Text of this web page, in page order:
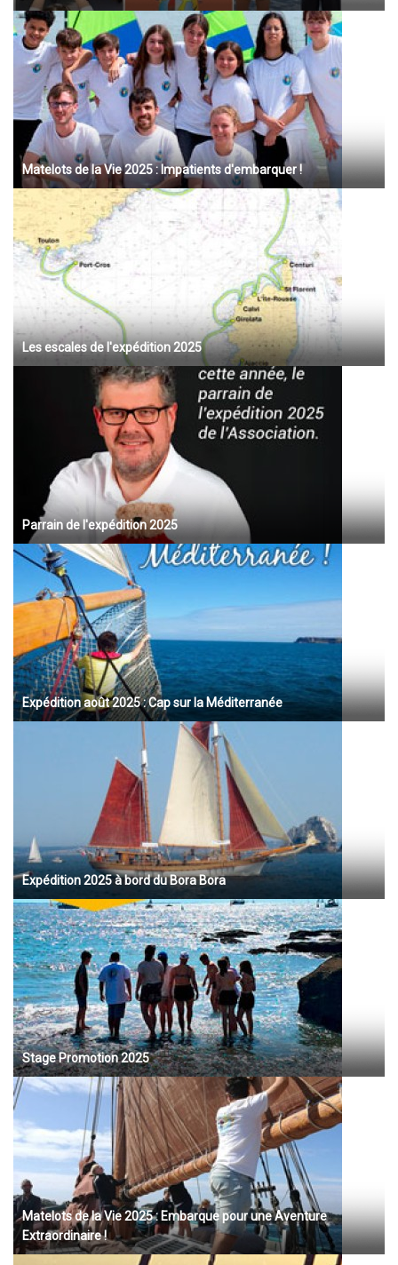
Matelots de la Vie 2025 : Impatients d'embarquer !
Les escales de l'expédition 2025
Parrain de l'expédition 2025
Expédition août 2025 : Cap sur la Méditerranée
Expédition 2025 à bord du Bora Bora
Stage Promotion 2025
Matelots de la Vie 2025 : Embarque pour une Aventure
Extraordinaire !